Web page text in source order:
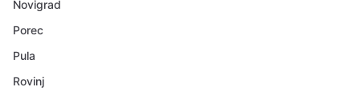
Novigrad
Porec
Pula
Rovinj